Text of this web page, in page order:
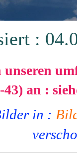
:
43) an :
in :